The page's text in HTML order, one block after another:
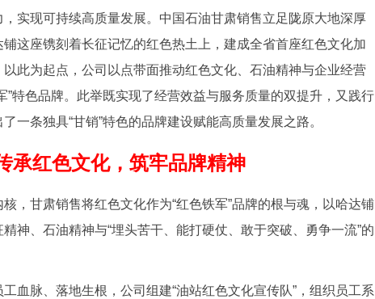
实现可持续高质量发展。中国石油甘肃销售立足陇原大地深厚
这座镌刻着长征记忆的红色热土上，建成全省首座红色文化加
此为起点，公司以点带面推动红色文化、石油精神与企业经营
”特色品牌。此举既实现了经营效益与服务质量的双提升，又践行
一条独具“甘销”特色的品牌建设赋能高质量发展之路。
承红色文化，筑牢品牌精神
甘肃销售将红色文化作为“红色铁军”品牌的根与魂，以哈达铺
神、石油精神与“埋头苦干、能打硬仗、敢于突破、勇争一流”的
脉、落地生根，公司组建“油站红色文化宣传队”，组织员工系